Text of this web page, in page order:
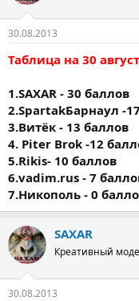
30.08.2013
Таблица на 30
1.SAXAR - 30 баллов
2.SpartakБарнаул -
3.Витёк - 13 баллов
4. Piter Brok -12
5.Rikis- 10 баллов
6.vadim.rus - 7
7.Никополь - 0
SAXAR
Креативный
30.08.2013